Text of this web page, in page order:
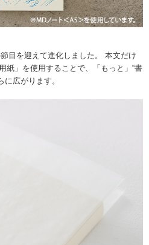
目を迎えて進化しました。 本文だけ
紙」を使用することで、「もっと」“書
に広がります。